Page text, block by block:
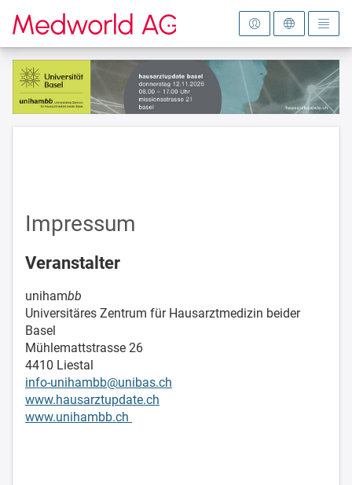
Zur Startseite
Impressum
Veranstalter
unihambb
Universitäres Zentrum für Hausarztmedizin beider
Basel
Mühlemattstrasse 26
4410 Liestal
info-unihambb@unibas.ch
www.hausarztupdate.ch
www.unihambb.ch